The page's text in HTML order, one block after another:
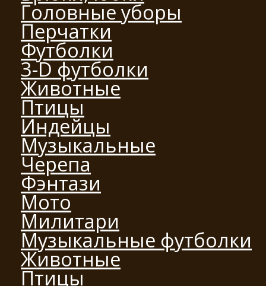
Головные уборы
Перчатки
Футболки
3-D футболки
Животные
Птицы
Индейцы
Музыкальные
Черепа
Фэнтази
Мото
Милитари
Музыкальные футболки
Животные
Птицы